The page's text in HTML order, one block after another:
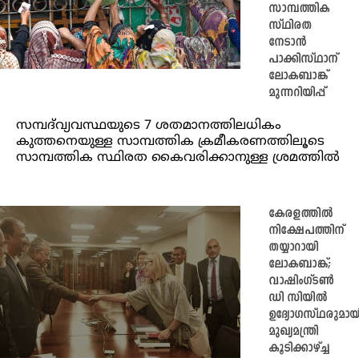
സാമ്പത്തിക
സ്ഥിരത
നേടാൻ
പാക്കിസ്ഥാന്
ലോകബാങ്ക്
മുന്നറിയിപ്പ്
സമ്പദ്‌വ്യവസ്ഥയുടെ 7 ശതമാനത്തിലധികം
കുത്തനെയുള്ള സാമ്പത്തിക ക്രമീകരണത്തിലൂടെ
സാമ്പത്തിക സ്ഥിരത കൈവരിക്കാനുള്ള ശ്രമത്തിൽ
കേരളത്തില്‍
നിക്ഷേപത്തിന്
തയ്യാറായി
ലോകബാങ്ക്;
വാഷിംഗ്ടണ്‍
ഡി സിയില്‍
മുഖ്യമന്ത്രി
കൂടിക്കാഴ്ച്ച